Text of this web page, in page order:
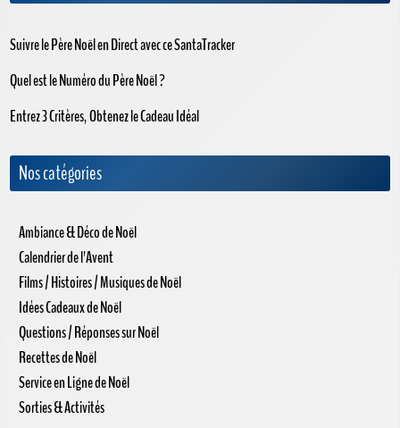
Suivre le Père Noël en Direct avec ce SantaTracker
Quel est le Numéro du Père Noël ?
Entrez 3 Critères, Obtenez le Cadeau Idéal
Nos catégories
Ambiance & Déco de Noël
Calendrier de l'Avent
Films / Histoires / Musiques de Noël
Idées Cadeaux de Noël
Questions / Réponses sur Noël
Recettes de Noël
Service en Ligne de Noël
Sorties & Activités